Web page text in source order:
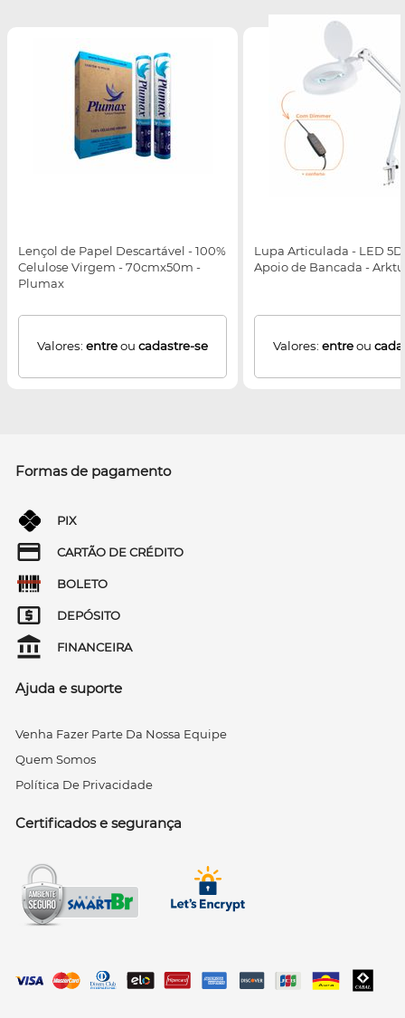
Lençol de Papel Descartável - 100%
Celulose Virgem - 70cmx50m -
Plumax
Valores: entreou cadastre-se
Lupa Articulada - LED
Apoio de Bancada -
Valores: entreou
Formas de pagamento
PIX
CARTÃO DE CRÉDITO
BOLETO
DEPÓSITO
FINANCEIRA
Ajuda e suporte
Venha Fazer Parte Da Nossa Equipe
Quem Somos
Política De Privacidade
Certificados e segurança